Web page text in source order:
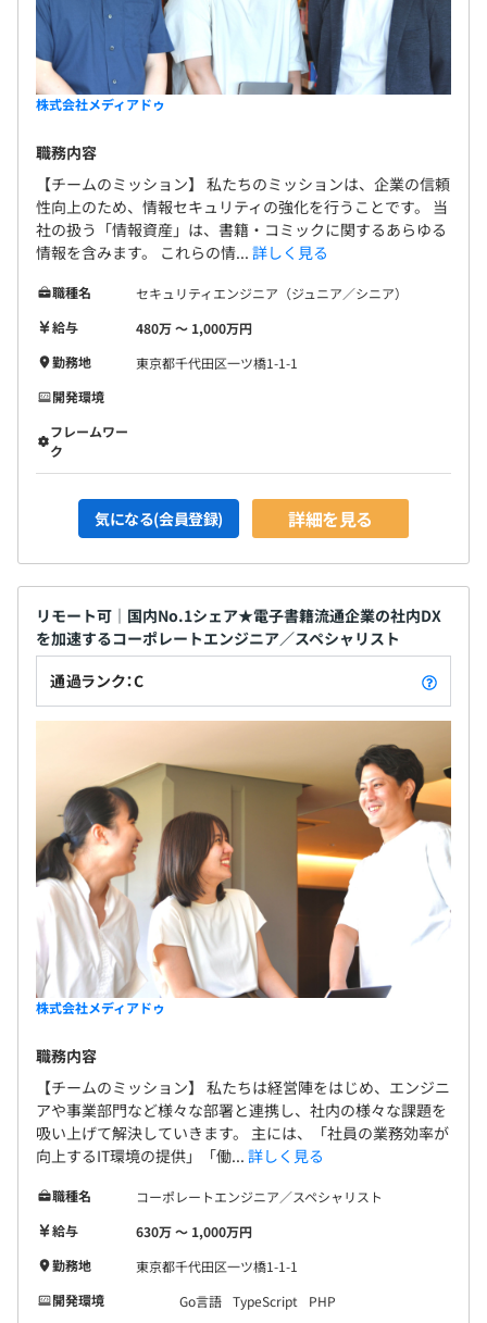
株式会社メディアドゥ
職務内容
【チームのミッション】 私たちのミッションは、企業の信頼
性向上のため、情報セキュリティの強化を行うことです。 当
社の扱う「情報資産」は、書籍・コミックに関するあらゆる
情報を含みます。 これらの情... 詳しく見る
職種名
セキュリティエンジニア（ジュニア／シニア）
給与
480万 〜 1,000万円
勤務地
東京都千代田区一ツ橋1-1-1
開発環境
フレームワー
ク
気になる(会員登録) 詳細を見る
リモート可｜国内No.1シェア★電子書籍流通企業の社内DX
を加速するコーポレートエンジニア／スペシャリスト
通過ランク：C
株式会社メディアドゥ
職務内容
【チームのミッション】 私たちは経営陣をはじめ、エンジニ
アや事業部門など様々な部署と連携し、社内の様々な課題を
吸い上げて解決していきます。 主には、「社員の業務効率が
向上するIT環境の提供」「働... 詳しく見る
職種名
コーポレートエンジニア／スペシャリスト
給与
630万 〜 1,000万円
勤務地
東京都千代田区一ツ橋1-1-1
開発環境
Go言語 TypeScript
PHP